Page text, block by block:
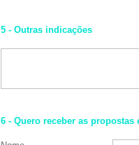
5 - Outras indicações
6 - Quero receber as propostas